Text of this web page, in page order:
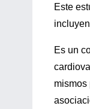
Este
Es un
mismos